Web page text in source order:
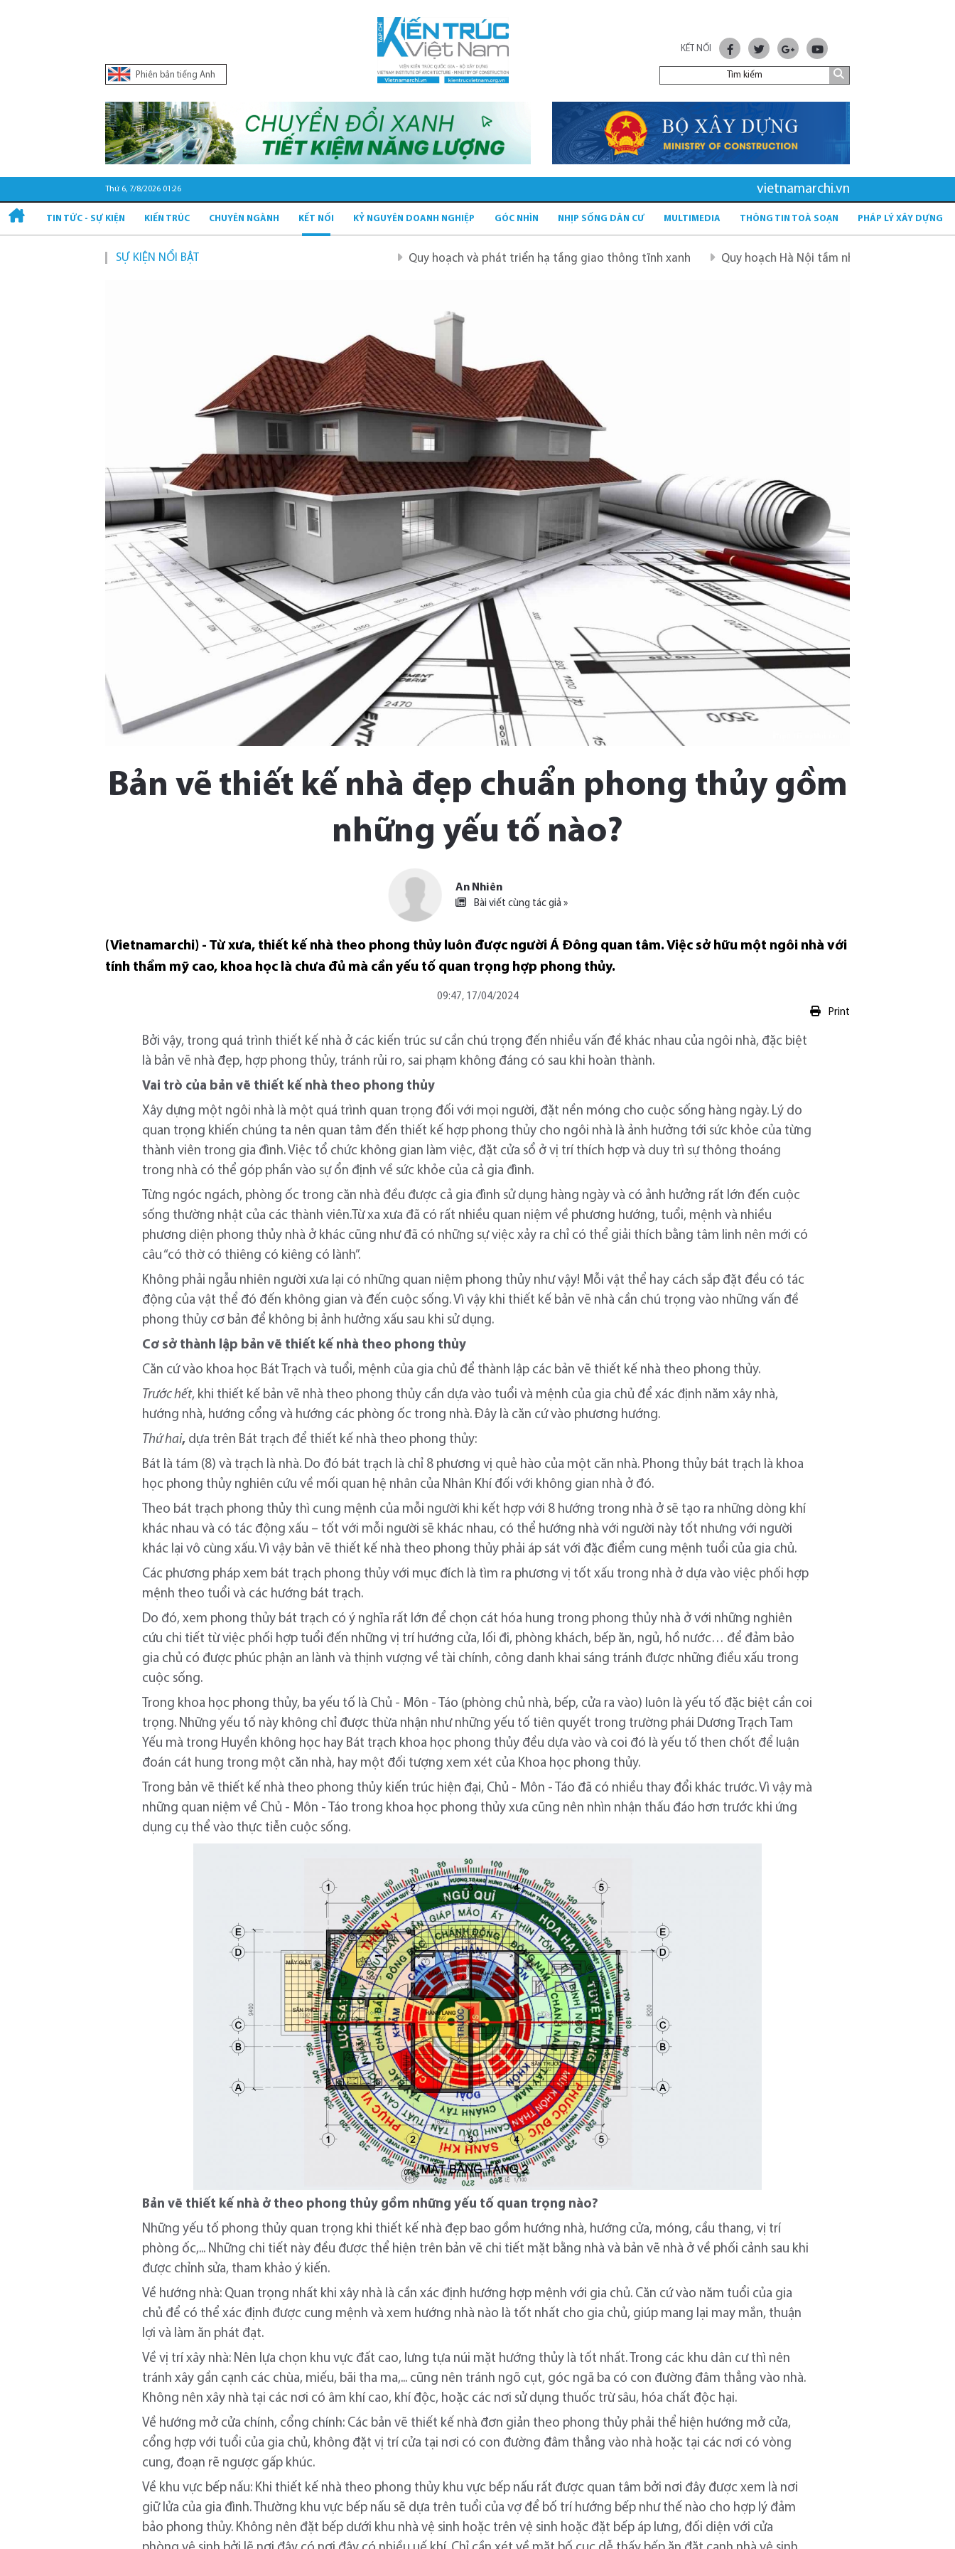
Phiên bản tiếng Anh
KẾT NỐI
Thứ 6, 7/8/2026 01:26 vietnamarchi.vn
TIN TỨC - SỰ KIỆN KIẾN TRÚC CHUYÊN NGÀNH KẾT NỐI KỶ NGUYÊN DOANH NGHIỆP GÓC NHÌN NHỊP SỐNG DÂN CƯ MULTIMEDIA THÔNG TIN TOÀ SOẠN PHÁP LÝ XÂY DỰNG
SỰ KIỆN NỔI BẬT Quy hoạch và phát triển hạ tầng giao thông tĩnh xanh Quy hoạch Hà Nội tầm nhìn 100 năm
Bản vẽ thiết kế nhà đẹp chuẩn phong thủy gồm
những yếu tố nào?
An Nhiên
Bài viết cùng tác giả »
(Vietnamarchi) - Từ xưa, thiết kế nhà theo phong thủy luôn được người Á Đông quan tâm. Việc sở hữu một ngôi nhà với
tính thẩm mỹ cao, khoa học là chưa đủ mà cần yếu tố quan trọng hợp phong thủy.
09:47, 17/04/2024
Print
Bởi vậy, trong quá trình thiết kế nhà ở các kiến trúc sư cần chú trọng đến nhiều vấn đề khác nhau của ngôi nhà, đặc biệt
là bản vẽ nhà đẹp, hợp phong thủy, tránh rủi ro, sai phạm không đáng có sau khi hoàn thành.
Vai trò của bản vẽ thiết kế nhà theo phong thủy
Xây dựng một ngôi nhà là một quá trình quan trọng đối với mọi người, đặt nền móng cho cuộc sống hàng ngày. Lý do
quan trọng khiến chúng ta nên quan tâm đến thiết kế hợp phong thủy cho ngôi nhà là ảnh hưởng tới sức khỏe của từng
thành viên trong gia đình. Việc tổ chức không gian làm việc, đặt cửa sổ ở vị trí thích hợp và duy trì sự thông thoáng
trong nhà có thể góp phần vào sự ổn định về sức khỏe của cả gia đình.
Từng ngóc ngách, phòng ốc trong căn nhà đều được cả gia đình sử dụng hàng ngày và có ảnh hưởng rất lớn đến cuộc
sống thường nhật của các thành viên.Từ xa xưa đã có rất nhiều quan niệm về phương hướng, tuổi, mệnh và nhiều
phương diện phong thủy nhà ở khác cũng như đã có những sự việc xảy ra chỉ có thể giải thích bằng tâm linh nên mới có
câu “có thờ có thiêng có kiêng có lành”.
Không phải ngẫu nhiên người xưa lại có những quan niệm phong thủy như vậy! Mỗi vật thể hay cách sắp đặt đều có tác
động của vật thể đó đến không gian và đến cuộc sống. Vì vậy khi thiết kế bản vẽ nhà cần chú trọng vào những vấn đề
phong thủy cơ bản để không bị ảnh hưởng xấu sau khi sử dụng.
Cơ sở thành lập bản vẽ thiết kế nhà theo phong thủy
Căn cứ vào khoa học Bát Trạch và tuổi, mệnh của gia chủ để thành lập các bản vẽ thiết kế nhà theo phong thủy.
Trước hết, khi thiết kế bản vẽ nhà theo phong thủy cần dựa vào tuổi và mệnh của gia chủ để xác định năm xây nhà,
hướng nhà, hướng cổng và hướng các phòng ốc trong nhà. Đây là căn cứ vào phương hướng.
Thứ hai, dựa trên Bát trạch để thiết kế nhà theo phong thủy:
Bát là tám (8) và trạch là nhà. Do đó bát trạch là chỉ 8 phương vị quẻ hào của một căn nhà. Phong thủy bát trạch là khoa
học phong thủy nghiên cứu về mối quan hệ nhân của Nhân Khí đối với không gian nhà ở đó.
Theo bát trạch phong thủy thì cung mệnh của mỗi người khi kết hợp với 8 hướng trong nhà ở sẽ tạo ra những dòng khí
khác nhau và có tác động xấu – tốt với mỗi người sẽ khác nhau, có thể hướng nhà với người này tốt nhưng với người
khác lại vô cùng xấu. Vì vậy bản vẽ thiết kế nhà theo phong thủy phải áp sát với đặc điểm cung mệnh tuổi của gia chủ.
Các phương pháp xem bát trạch phong thủy với mục đích là tìm ra phương vị tốt xấu trong nhà ở dựa vào việc phối hợp
mệnh theo tuổi và các hướng bát trạch.
Do đó, xem phong thủy bát trạch có ý nghĩa rất lớn để chọn cát hóa hung trong phong thủy nhà ở với những nghiên
cứu chi tiết từ việc phối hợp tuổi đến những vị trí hướng cửa, lối đi, phòng khách, bếp ăn, ngủ, hồ nước… để đảm bảo
gia chủ có được phúc phận an lành và thịnh vượng về tài chính, công danh khai sáng tránh được những điều xấu trong
cuộc sống.
Trong khoa học phong thủy, ba yếu tố là Chủ - Môn - Táo (phòng chủ nhà, bếp, cửa ra vào) luôn là yếu tố đặc biệt cần coi
trọng. Những yếu tố này không chỉ được thừa nhận như những yếu tố tiên quyết trong trường phái Dương Trạch Tam
Yếu mà trong Huyền không học hay Bát trạch khoa học phong thủy đều dựa vào và coi đó là yếu tố then chốt để luận
đoán cát hung trong một căn nhà, hay một đối tượng xem xét của Khoa học phong thủy.
Trong bản vẽ thiết kế nhà theo phong thủy kiến trúc hiện đại, Chủ - Môn - Táo đã có nhiều thay đổi khác trước. Vì vậy mà
những quan niệm về Chủ - Môn - Táo trong khoa học phong thủy xưa cũng nên nhìn nhận thấu đáo hơn trước khi ứng
dụng cụ thể vào thực tiễn cuộc sống.
Bản vẽ thiết kế nhà ở theo phong thủy gồm những yếu tố quan trọng nào?
Những yếu tố phong thủy quan trọng khi thiết kế nhà đẹp bao gồm hướng nhà, hướng cửa, móng, cầu thang, vị trí
phòng ốc,... Những chi tiết này đều được thể hiện trên bản vẽ chi tiết mặt bằng nhà và bản vẽ nhà ở về phối cảnh sau khi
được chỉnh sửa, tham khảo ý kiến.
Về hướng nhà: Quan trọng nhất khi xây nhà là cần xác định hướng hợp mệnh với gia chủ. Căn cứ vào năm tuổi của gia
chủ để có thể xác định được cung mệnh và xem hướng nhà nào là tốt nhất cho gia chủ, giúp mang lại may mắn, thuận
lợi và làm ăn phát đạt.
Về vị trí xây nhà: Nên lựa chọn khu vực đất cao, lưng tựa núi mặt hướng thủy là tốt nhất. Trong các khu dân cư thì nên
tránh xây gần cạnh các chùa, miếu, bãi tha ma,... cũng nên tránh ngõ cụt, góc ngã ba có con đường đâm thẳng vào nhà.
Không nên xây nhà tại các nơi có âm khí cao, khí độc, hoặc các nơi sử dụng thuốc trừ sâu, hóa chất độc hại.
Về hướng mở cửa chính, cổng chính: Các bản vẽ thiết kế nhà đơn giản theo phong thủy phải thể hiện hướng mở cửa,
cổng hợp với tuổi của gia chủ, không đặt vị trí cửa tại nơi có con đường đâm thẳng vào nhà hoặc tại các nơi có vòng
cung, đoạn rẽ ngược gấp khúc.
Về khu vực bếp nấu: Khi thiết kế nhà theo phong thủy khu vực bếp nấu rất được quan tâm bởi nơi đây được xem là nơi
giữ lửa của gia đình. Thường khu vực bếp nấu sẽ dựa trên tuổi của vợ để bố trí hướng bếp như thế nào cho hợp lý đảm
bảo phong thủy. Không nên đặt bếp dưới khu nhà vệ sinh hoặc trên vệ sinh hoặc đặt bếp áp lưng, đối diện với cửa